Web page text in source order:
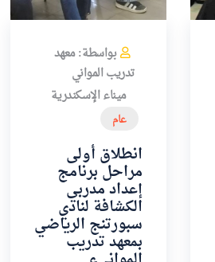
بواسطة: معهد
تدريب المواني
ميناء الإسكندرية
عام
انطلاق أولى
مراحل برنامج
إعداد مدربي
الكشافة لنادي
سبورتنج الرياضي
بمعهد تدريب